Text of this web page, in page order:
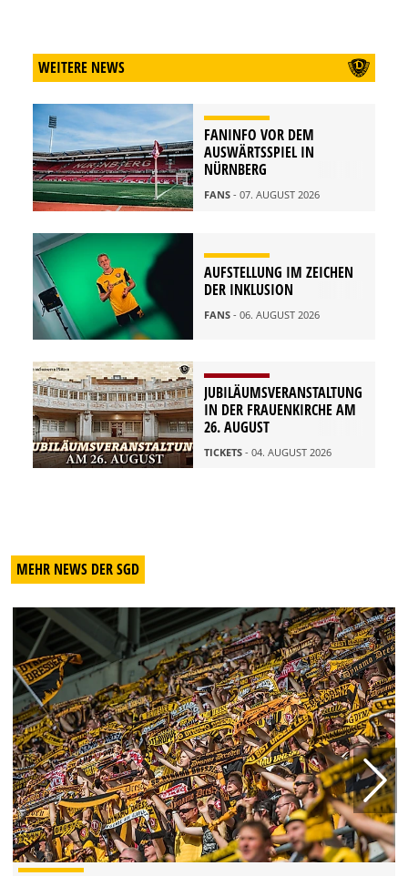
WEITERE NEWS
FANINFO VOR DEM
AUSWÄRTSSPIEL IN
NÜRNBERG
FANS - 07. AUGUST 2026
AUFSTELLUNG IM ZEICHEN
DER INKLUSION
FANS - 06. AUGUST 2026
JUBILÄUMSVERANSTALTUNG
IN DER FRAUENKIRCHE AM
26. AUGUST
TICKETS - 04. AUGUST 2026
MEHR NEWS DER SGD